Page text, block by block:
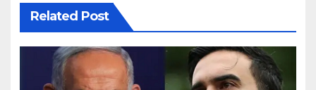
Related Post